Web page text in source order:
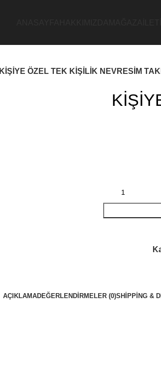
KİŞİYE ÖZEL TEK KİŞİLİK NEVRESİM
AÇIKLAMADEĞERLENDIRMELER (0)SHIPPING &